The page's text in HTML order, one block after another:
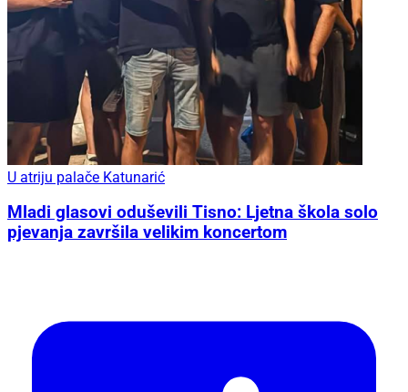
U atriju palače Katunarić
Mladi glasovi oduševili Tisno: Ljetna škola solo
pjevanja završila velikim koncertom